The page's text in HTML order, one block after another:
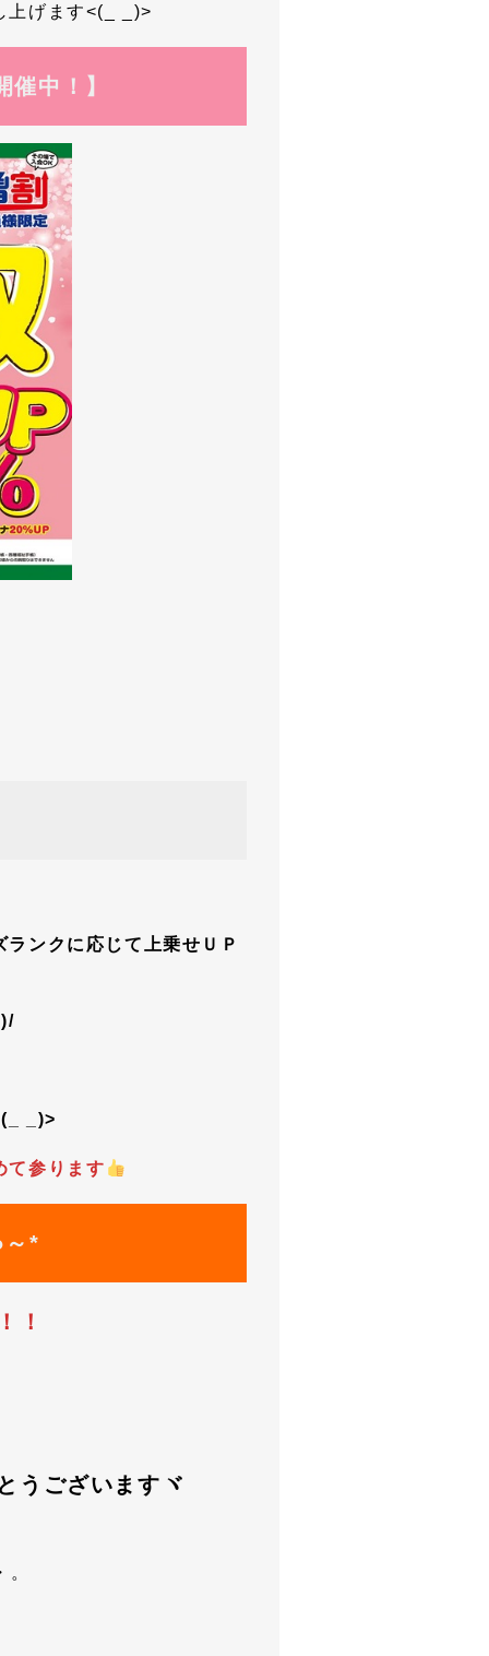
上げます<(_ _)>
中！】
ンクに応じて上乗せＵＰ
_)>
て参ります
～*
！
うございますヾ